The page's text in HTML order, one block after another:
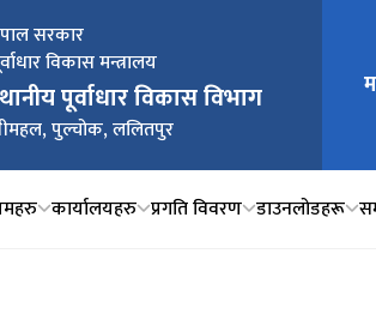
सरकार
विकास मन्त्रालय
पूर्वाधार विकास विभाग
पुल्चोक, ललितपुर
मुख्य
कार्यालयहरु प्रगति विवरण डाउनलोडहरू